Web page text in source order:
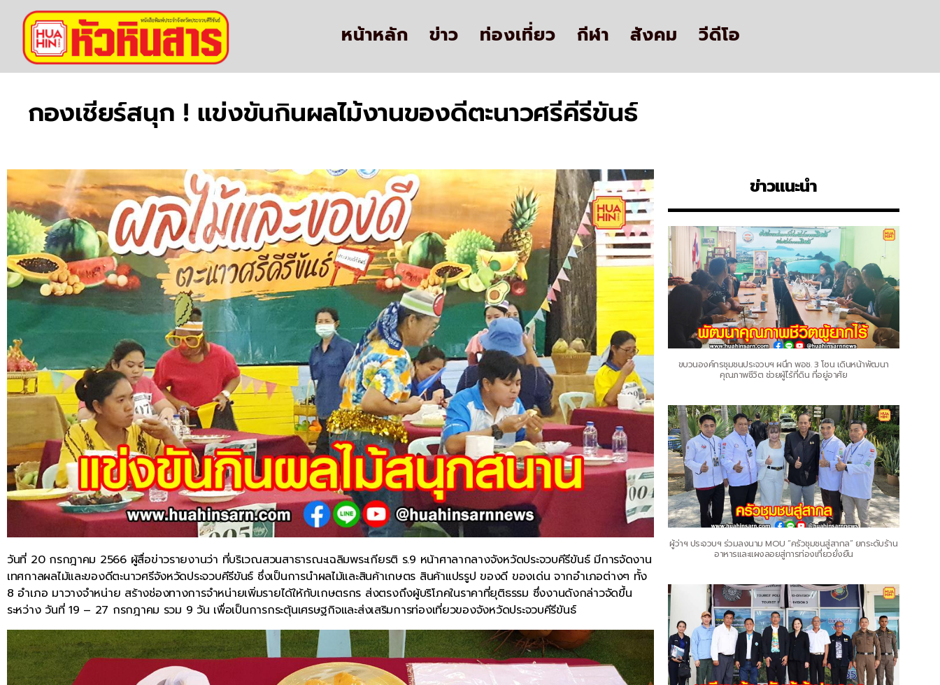
หน้าหลัก ข่าว ท่องเที่ยว กีฬา สังคม วีดีโอ
กองเชียร์สนุก ! แข่งขันกินผลไม้งานของดีตะนาวศรีคีรีขันธ์
วันที่ 20 กรกฎาคม 2566 ผู้สื่อข่าวรายงานว่า ที่บริเวณสวนสาธารณะเฉลิมพระเกียรติ ร.9 หน้าศาลากลางจังหวัดประจวบคีรีขันธ์ มีการจัดงาน
เทศกาลผลไม้และของดีตะนาวศรีจังหวัดประจวบคีรีขันธ์ ซึ่งเป็นการนำผลไม้และสินค้าเกษตร สินค้าแปรรูป ของดี ของเด่น จากอำเภอต่างๆ ทั้ง
8 อำเภอ มาวางจำหน่าย สร้างช่องทางการจำหน่ายเพิ่มรายได้ให้กับเกษตรกร ส่งตรงถึงผู้บริโภคในราคาที่ยุติธรรม ซึ่งงานดังกล่าวจัดขึ้น
ระหว่าง วันที่ 19 – 27 กรกฎาคม รวม 9 วัน เพื่อเป็นการกระตุ้นเศรษฐกิจและส่งเสริมการท่องเที่ยวของจังหวัดประจวบคีรีขันธ์
ข่าวแนะนำ
ขบวนองค์กรชุมชนประจวบฯ ผนึก พอช. 3 โซน เดินหน้าพัฒนา
คุณภาพชีวิต ช่วยผู้ไร้ที่ดิน ที่อยู่อาศัย
ผู้ว่าฯ ประจวบฯ ร่วมลงนาม MOU “ครัวชุมชนสู่สากล” ยกระดับร้าน
อาหารและแผงลอยสู่การท่องเที่ยวยั่งยืน